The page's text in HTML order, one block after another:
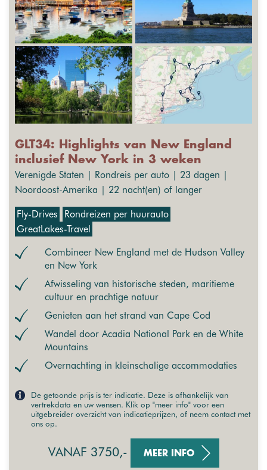
GLT34: Highlights van New England
inclusief New York in 3 weken
Verenigde Staten | Rondreis per auto | 23 dagen |
Noordoost-Amerika | 22 nacht(en) of langer
Fly-Drives
Rondreizen per huurauto
GreatLakes-Travel
Combineer New England met de Hudson Valley
en New York
Afwisseling van historische steden, maritieme
cultuur en prachtige natuur
Genieten aan het strand van Cape Cod
Wandel door Acadia National Park en de White
Mountains
Overnachting in kleinschalige accommodaties
De getoonde prijs is ter indicatie. Deze is afhankelijk van
vertrekdata en uw wensen. Klik op "meer info" voor een
uitgebreider overzicht van indicatieprijzen, of neem contact met
ons op.
VANAF 3750,- MEER INFO